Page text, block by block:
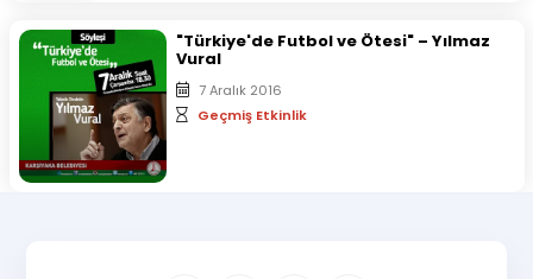
"Türkiye'de Futbol ve Ötesi" – Yılmaz
Vural
7 Aralık 2016
Geçmiş Etkinlik